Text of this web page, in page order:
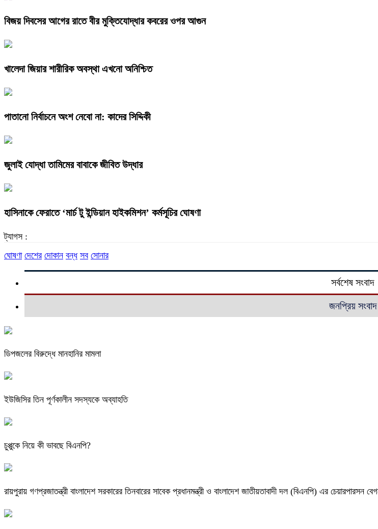
বিজয় দিবসের আগের রাতে বীর মুক্তিযোদ্ধার কবরের ওপর আগুন
খালেদা জিয়ার শারীরিক অবস্থা এখনো অনিশ্চিত
পাতানো নির্বাচনে অংশ নেবো না: কাদের সিদ্দিকী
জুলাই যোদ্ধা তামিমের বাবাকে জীবিত উদ্ধার
হাসিনাকে ফেরাতে ‘মার্চ টু ইন্ডিয়ান হাইকমিশন’ কর্মসূচির ঘোষণা
ট্যাগস :
ঘোষণা দেশের দোকান বন্ধ সব সোনার
সর্বশেষ সংবাদ
জনপ্রিয় সংবাদ
ডিপজলের বিরুদ্ধে মানহানির মামলা
ইউজিসির তিন পূর্ণকালীন সদস্যকে অব্যাহতি
চুপ্পুকে নিয়ে কী ভাবছে বিএনপি?
রায়পুরায় গণপ্রজাতন্ত্রী বাংলাদেশ সরকারের তিনবারের সাবেক প্রধানমন্ত্রী ও বাংলাদেশ জাতীয়তাবাদী দল (বিএনপি) এর চেয়ারপারসন